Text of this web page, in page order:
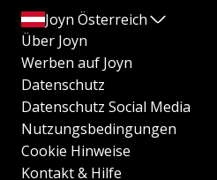
Joyn Österreich
Über Joyn
Werben auf Joyn
Datenschutz
Datenschutz Social Media
Nutzungsbedingungen
Cookie Hinweise
Kontakt & Hilfe